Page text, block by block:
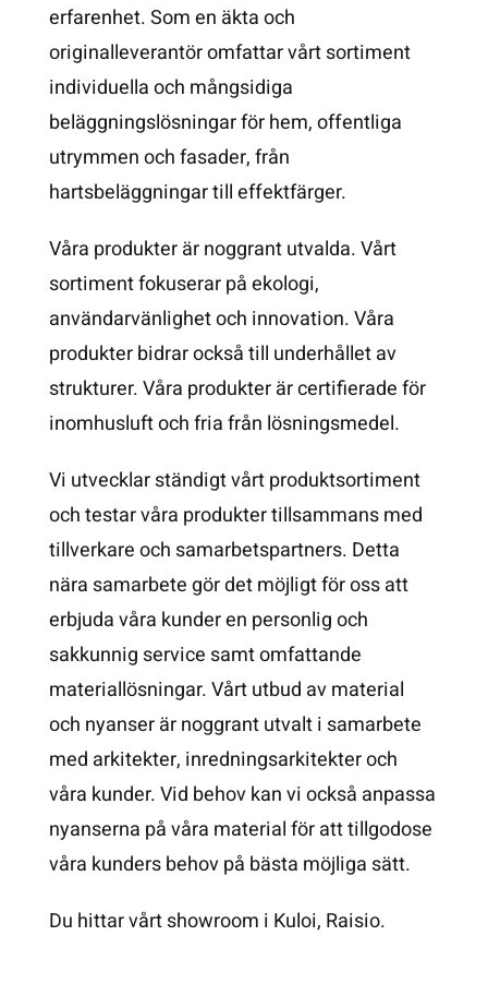
erfarenhet. Som en äkta och
originalleverantör omfattar vårt sortiment
individuella och mångsidiga
beläggningslösningar för hem, offentliga
utrymmen och fasader, från
hartsbeläggningar till effektfärger.
Våra produkter är noggrant utvalda. Vårt
sortiment fokuserar på ekologi,
användarvänlighet och innovation. Våra
produkter bidrar också till underhållet av
strukturer. Våra produkter är certifierade för
inomhusluft och fria från lösningsmedel.
Vi utvecklar ständigt vårt produktsortiment
och testar våra produkter tillsammans med
tillverkare och samarbetspartners. Detta
nära samarbete gör det möjligt för oss att
erbjuda våra kunder en personlig och
sakkunnig service samt omfattande
materiallösningar. Vårt utbud av material
och nyanser är noggrant utvalt i samarbete
med arkitekter, inredningsarkitekter och
våra kunder. Vid behov kan vi också anpassa
nyanserna på våra material för att tillgodose
våra kunders behov på bästa möjliga sätt.
Du hittar vårt showroom i Kuloi, Raisio.